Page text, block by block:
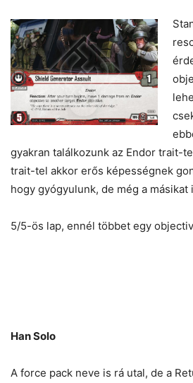
gyakran találkozunk az Endor trait-
trait-tel akkor erős képességnek
hogy gyógyulunk, de még a másikat
5/5-ös lap, ennél többet egy
Han Solo
A force pack neve is rá utal, de a